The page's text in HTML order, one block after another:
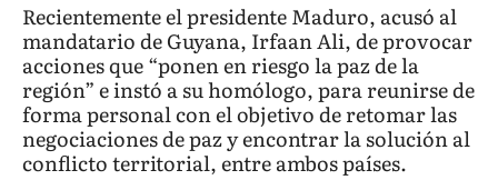
Recientemente el presidente Maduro, acusó al
mandatario de Guyana, Irfaan Ali, de provocar
acciones que “ponen en riesgo la paz de la
región” e instó a su homólogo, para reunirse de
forma personal con el objetivo de retomar las
negociaciones de paz y encontrar la solución al
conflicto territorial, entre ambos países.